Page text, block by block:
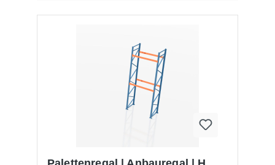
entsprechenden Anbauregal lässt sich das
Unterlegbleche und Aushängesicherung geliefert.
Anbauregale, Anfahrschutze und weitere
ergänzende Elemente sind im Shop unter
Palettenregal Zubehör zu finden. Die Montage des
Palettenregals buchen Sie auf Wunsch im
des Palettenregals sind folgende Artikel zusätzlich
drin enthalten:- Bodenanker- Unterlegbleche-
Abmessungen 1200 x 800 mm geeignet. Für andere